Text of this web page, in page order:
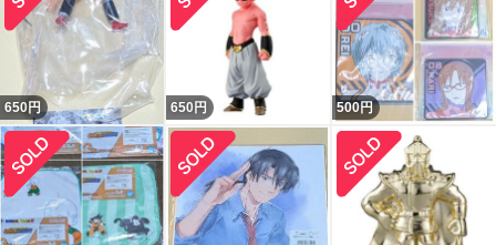
650円 650 円 500円